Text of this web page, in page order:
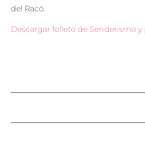
del Racó.
Descargar folleto de Senderismo y